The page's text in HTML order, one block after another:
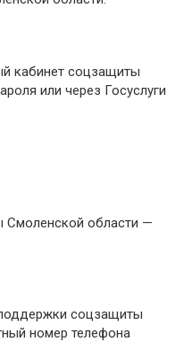
кабинет соцзащиты
или через Госуслуги
области —
соцзащиты
номер телефона